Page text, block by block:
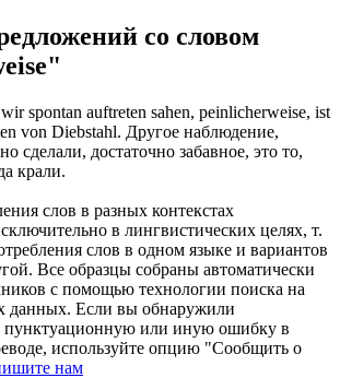
со словом
spontan auftreten sahen, peinlicherweise, ist
von Diebstahl. Другое наблюдение,
сделали, достаточно забавное, это то,
крали.
слов в разных контекстах
в лингвистических целях, т.
слов в одном языке и вариантов
Все образцы собраны автоматически
с помощью технологии поиска на
данных. Если вы обнаружили
пунктуационную или иную ошибку в
используйте опцию "Сообщить о
нам